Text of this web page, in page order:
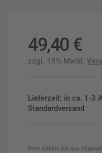
49,40 €
zzgl. 19% MwSt.
Lieferzeit: in ca. 1-3
Standardversand
Bitte wählen Sie aus